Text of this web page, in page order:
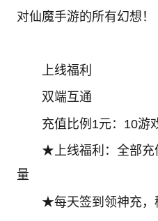
对仙魔手游的所有幻想！
上线福利
双端互通
充值比例1元：10游
★上线福利：全部充
量
★每天签到领神充，